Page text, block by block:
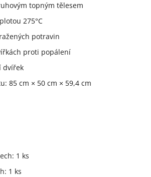
topným tělesem
275°C
potravin
proti popálení
dvířek
85 cm × 50 cm × 59,4 cm
1 ks
1 ks